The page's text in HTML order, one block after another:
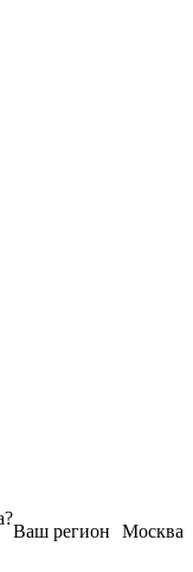
Москва
Ваш регион
?